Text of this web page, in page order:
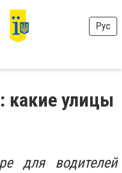
Рус
какие улицы
для водителей